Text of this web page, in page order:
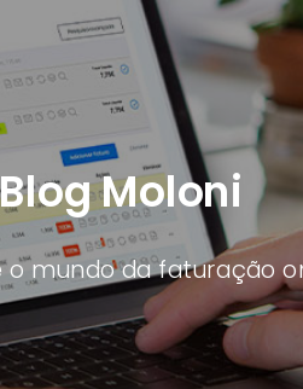
Moloni
o mundo da faturação